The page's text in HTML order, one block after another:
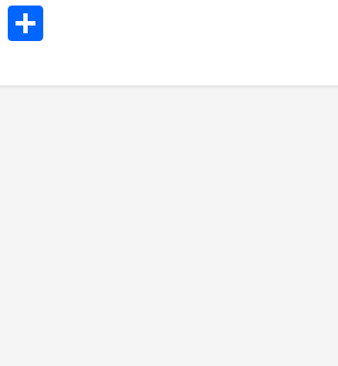
Odnoklassniki